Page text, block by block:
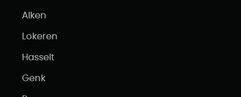
Alken
Lokeren
Hasselt
Genk